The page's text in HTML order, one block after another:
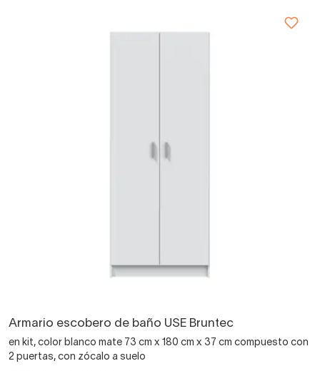
Armario escobero de baño USE Bruntec
en kit, color blanco mate 73 cm x 180 cm x 37 cm compuesto con
2 puertas, con zócalo a suelo